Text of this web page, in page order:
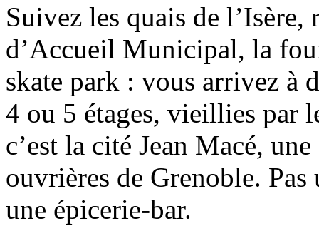
Suivez les quais de l’Isère,
d’Accueil Municipal, la
skate park : vous arrivez à
4 ou 5 étages, vieillies par
c’est la cité Jean Macé,
ouvrières de Grenoble.
une épicerie-bar.